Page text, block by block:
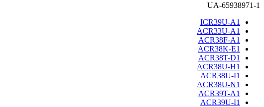
UA-65938971-1
ICR39U-A1
ACR33U-A1
ACR38F-A1
ACR38K-E1
ACR38T-D1
ACR38U-H1
ACR38U-I1
ACR38U-N1
ACR39T-A1
ACR39U-I1